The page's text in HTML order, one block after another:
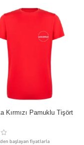
Kırmızı Pamuklu Tişört
başlayan fiyatlarla